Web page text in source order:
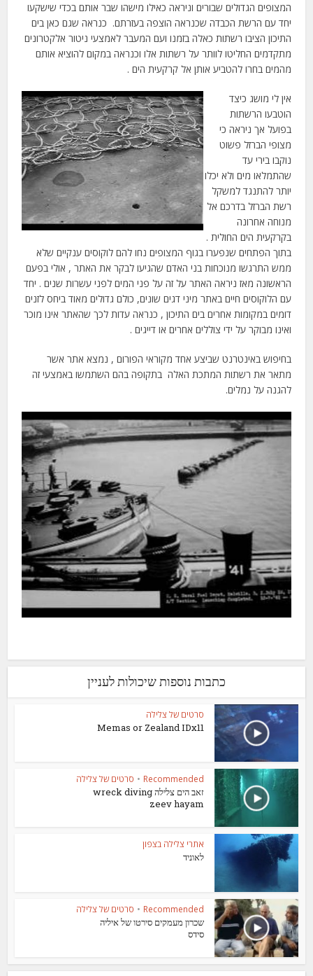
המצופים הגדולים שבורים וניראה כאילו מישהו שבר אותם בכדי שישקעו
יחד עם הרשת הכבדה שכנראה הוצפה בעזרתם. כנראה שגם כאן בים
התיכון הציבו רשתות כאלה בזמנו ועם המעבר לאמצעי ניטור אלקטרונים
מתקדמים החליטו לוותר על רשתות אלו וכנראה במקום להוציא אותם
מהמים בחרו להטביע אותן אל קרקעית הים .
אין לי מושג כיצד
הוטבעו הרשתות
בפועל אך ניראה כי
מצופי הברזל פשוט
נוקבו בירי עד
שהתמלאו מים ולא יכלו
יותר להתנגד למשקל
רשת הברזל בדרכם אל
מנוחה אחרונה
בקרקעית הים החולית .
בתוך הפתחים שנפערו בגוף המצופים נחו להם לוקוסים ענקיים שלא
ממש התרגשו מנוכחות בני האדם שהגיעו לבקר את האתר , אולי בפעם
הראשונה מאז ניראה האתר על זה על פני המים לפני עשרות שנים . יחד
עם הלוקוסים חיים באתר מיני דגים שונים, כולם גדולים מאוד ביחס לזנים
דומים במקומות אחרים בים התיכון , כנראה עדות לכך שהאתר אינו מוכר
ואינו מבוקר על ידי צוללים אחרים או דייגים .
בחיפוש באינטרנט שביצע אחד מקוראי הפורום , נמצא אתר אשר
מתאר את רשתות המתכת האלה בתקופה בהם השתמשו באמצעי זה
להגנה על נמלים.
כתבות נוספות שיכולות לעניין
סרטים של צלילה
Memas or Zealand IDx11
Recommended
• סרטים של צלילה
זאב הים צלילה wreck diving
zeev hayam
אתרי צלילה בצפון
לאוניד
Recommended
• סרטים של צלילה
שכרון מעמקים סירטו של איליה
סידס